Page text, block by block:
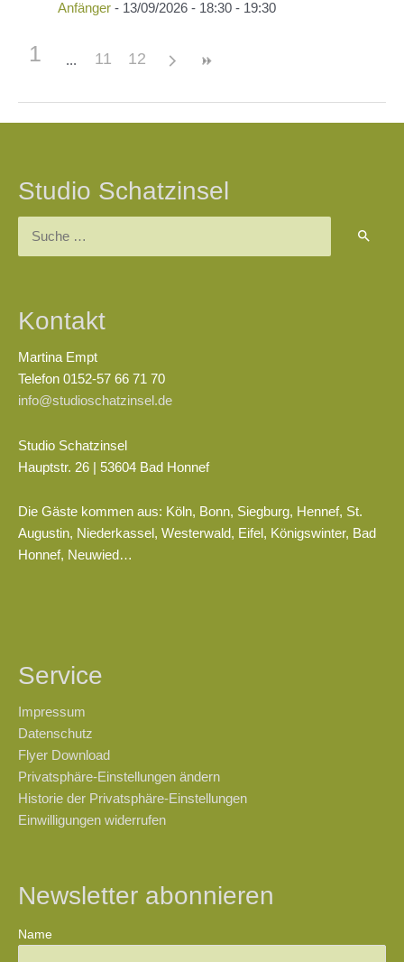
Anfänger- 13/09/2026 - 18:30 - 19:30
1 11 12
Studio Schatzinsel
Kontakt
Martina Empt
Telefon 0152-57 66 71 70
info@studioschatzinsel.de
Studio Schatzinsel
Hauptstr. 26 | 53604 Bad Honnef
Die Gäste kommen aus: Köln, Bonn, Siegburg, Hennef, St.
Augustin, Niederkassel, Westerwald, Eifel, Königswinter, Bad
Honnef, Neuwied…
Service
Impressum
Datenschutz
Flyer Download
Privatsphäre-Einstellungen ändern
Historie der Privatsphäre-Einstellungen
Einwilligungen widerrufen
Newsletter abonnieren
Name